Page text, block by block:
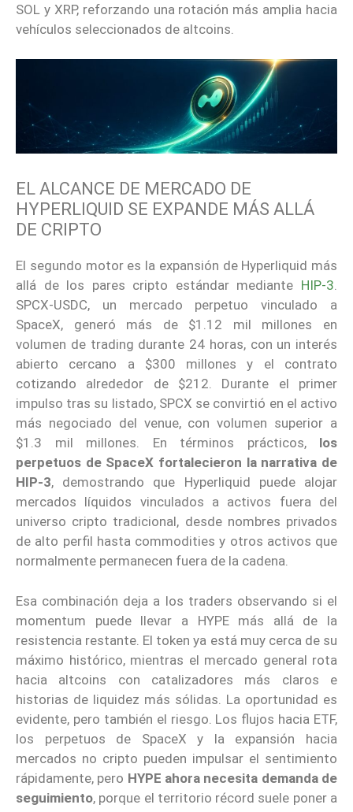
SOL y XRP, reforzando una rotación más amplia hacia
vehículos seleccionados de altcoins.
EL ALCANCE DE MERCADO DE
HYPERLIQUID SE EXPANDE MÁS ALLÁ
DE CRIPTO
El segundo motor es la expansión de Hyperliquid más
allá de los pares cripto estándar mediante HIP-3.
SPCX-USDC, un mercado perpetuo vinculado a
SpaceX, generó más de $1.12 mil millones en
volumen de trading durante 24 horas, con un interés
abierto cercano a $300 millones y el contrato
cotizando alrededor de $212. Durante el primer
impulso tras su listado, SPCX se convirtió en el activo
más negociado del venue, con volumen superior a
$1.3 mil millones. En términos prácticos, los
perpetuos de SpaceX fortalecieron la narrativa de
HIP-3, demostrando que Hyperliquid puede alojar
mercados líquidos vinculados a activos fuera del
universo cripto tradicional, desde nombres privados
de alto perfil hasta commodities y otros activos que
normalmente permanecen fuera de la cadena.
Esa combinación deja a los traders observando si el
momentum puede llevar a HYPE más allá de la
resistencia restante. El token ya está muy cerca de su
máximo histórico, mientras el mercado general rota
hacia altcoins con catalizadores más claros e
historias de liquidez más sólidas. La oportunidad es
evidente, pero también el riesgo. Los flujos hacia ETF,
los perpetuos de SpaceX y la expansión hacia
mercados no cripto pueden impulsar el sentimiento
rápidamente, pero HYPE ahora necesita demanda de
seguimiento, porque el territorio récord suele poner a